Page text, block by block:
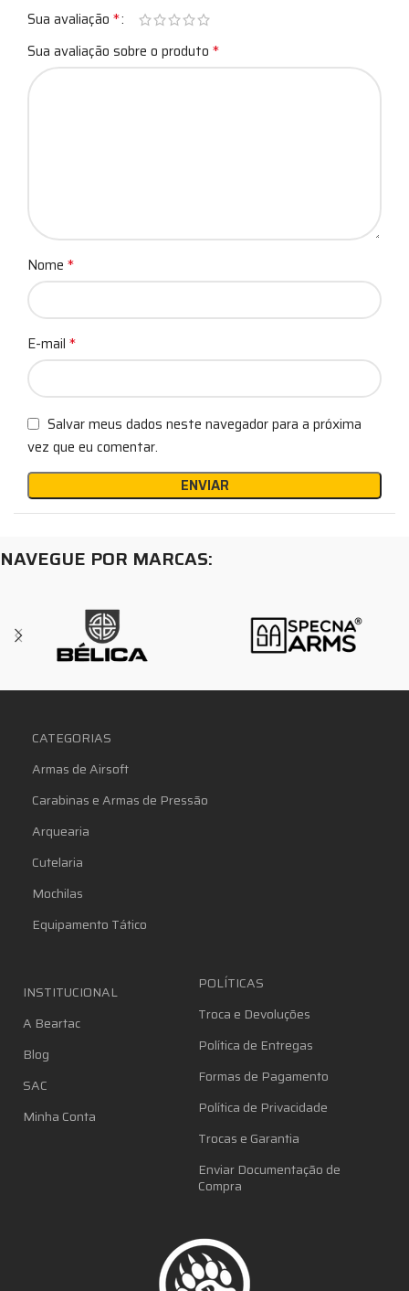
Sua avaliação *
Sua avaliação sobre o produto *
Nome *
E-mail *
Salvar meus dados neste navegador para a próxima
vez que eu comentar.
NAVEGUE POR MARCAS:
CATEGORIAS
Armas de Airsoft
Carabinas e Armas de Pressão
Arquearia
Cutelaria
Mochilas
Equipamento Tático
INSTITUCIONAL
A Beartac
Blog
SAC
Minha Conta
POLÍTICAS
Troca e Devoluções
Política de Entregas
Formas de Pagamento
Política de Privacidade
Trocas e Garantia
Enviar Documentação de
Compra